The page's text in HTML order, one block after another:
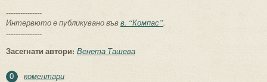
---------------
Интервюто е публикувано въвв. “Компас”.
---------------
Засегнати автори: Венета Ташева
0 коментари